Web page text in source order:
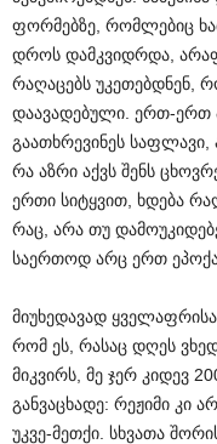
ფორმებზე, რომლებიც
დროს დამკვიდრდა,
რაღაცებს უკეთებდნენ,
დაავადებული. ერთ-ერთ
გაათხრევინეს საფლავი,
რა აზრი აქვს შენს
ერთი სიტყვით, ხდება
რაც, არა თუ
საერთოდ არც ერთ
მიუხედავად
რომ ეს, რასაც დღეს
მიკვირს, მე ჯერ კიდევ
განვაცხადე: რეჟიმი კი
უკვე-მეთქი. სხვათა